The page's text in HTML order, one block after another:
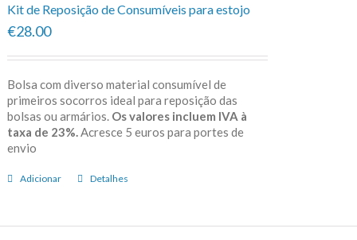
Kit de Reposição de Consumíveis para estojo
€28.00
Bolsa com diverso material consumível de
primeiros socorros ideal para reposição das
bolsas ou armários. Os valores incluem IVA à
taxa de 23%. Acresce 5 euros para portes de
envio
Adicionar Detalhes